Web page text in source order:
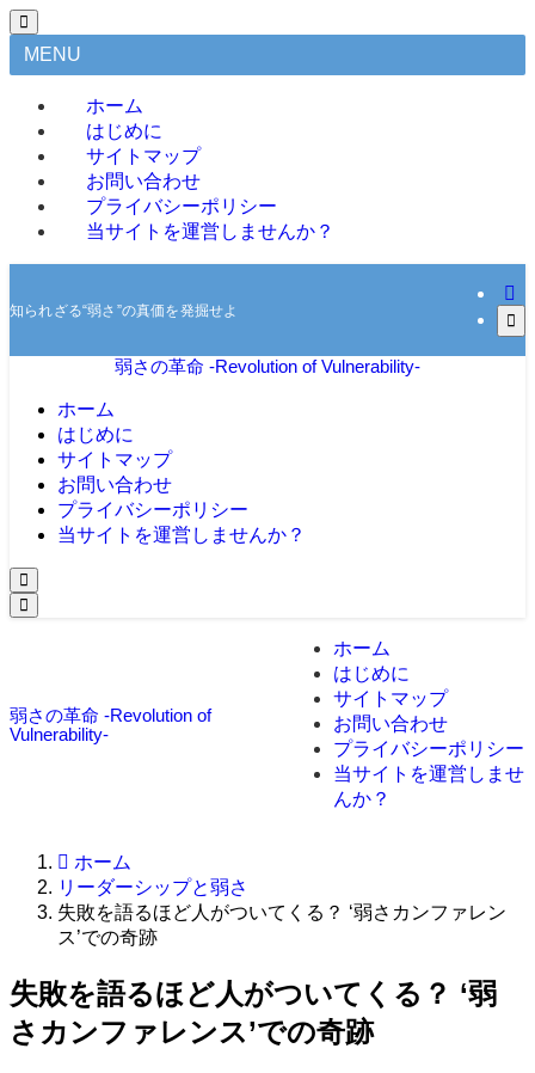
MENU
ホーム
はじめに
サイトマップ
お問い合わせ
プライバシーポリシー
当サイトを運営しませんか？
知られざる“弱さ”の真価を発掘せよ
弱さの革命 -Revolution of Vulnerability-
ホーム
はじめに
サイトマップ
お問い合わせ
プライバシーポリシー
当サイトを運営しませんか？
弱さの革命 -Revolution of
Vulnerability-
ホーム
はじめに
サイトマップ
お問い合わせ
プライバシーポリシー
当サイトを運営しませ
んか？
ホーム
リーダーシップと弱さ
失敗を語るほど人がついてくる？ ‘弱さカンファレン
ス’での奇跡
失敗を語るほど人がついてくる？ ‘弱
さカンファレンス’での奇跡